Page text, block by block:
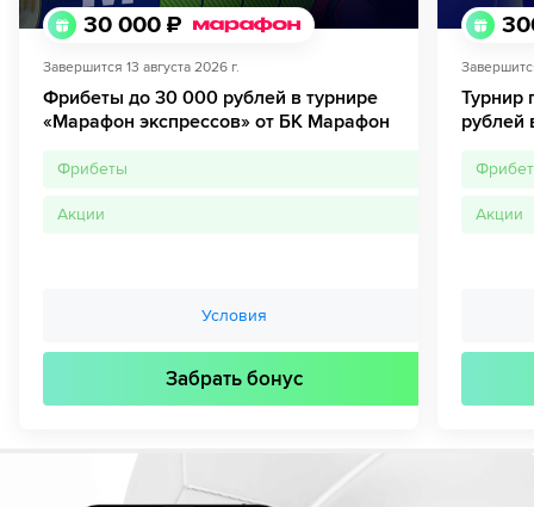
30 000 ₽
Завершится 13 августа 2026 г.
Фрибеты до 30 000 рублей в турнире
«Марафон экспрессов» от БК Марафон
Фрибеты
Акции
Условия
Забрать бонус
Турнир
рублей
Акции